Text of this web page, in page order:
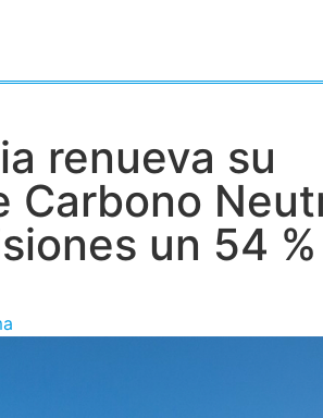
renueva su
un 54